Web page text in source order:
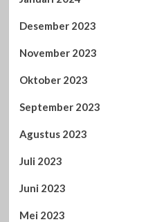
Desember 2023
November 2023
Oktober 2023
September 2023
Agustus 2023
Juli 2023
Juni 2023
Mei 2023